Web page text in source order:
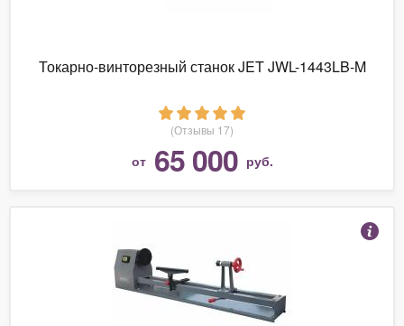
Токарно-винторезный станок JET JWL-1443LB-M
(Отзывы 17)
от 65 000 руб.